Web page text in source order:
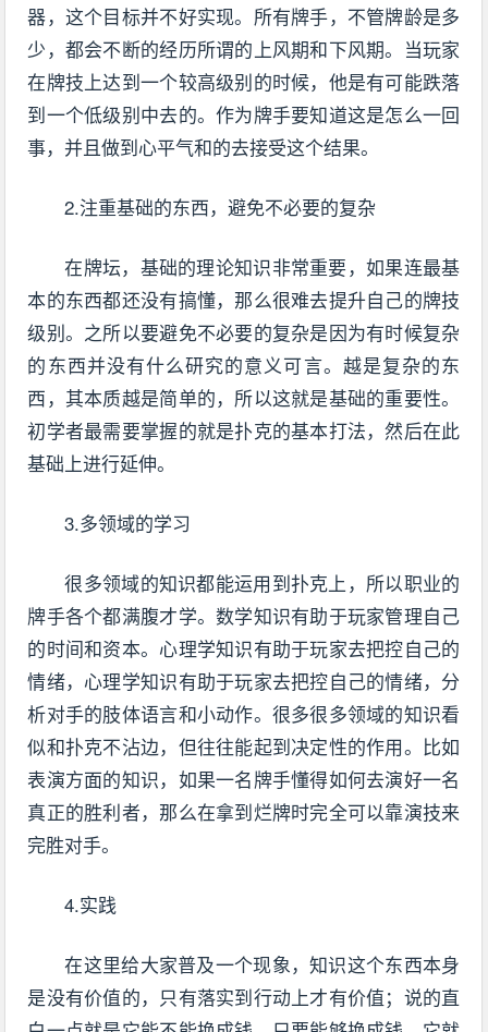
器，这个目标并不好实现。所有牌手，不管牌龄是多
少，都会不断的经历所谓的上风期和下风期。当玩家
在牌技上达到一个较高级别的时候，他是有可能跌落
到一个低级别中去的。作为牌手要知道这是怎么一回
事，并且做到心平气和的去接受这个结果。
2.注重基础的东西，避免不必要的复杂
在牌坛，基础的理论知识非常重要，如果连最基
本的东西都还没有搞懂，那么很难去提升自己的牌技
级别。之所以要避免不必要的复杂是因为有时候复杂
的东西并没有什么研究的意义可言。越是复杂的东
西，其本质越是简单的，所以这就是基础的重要性。
初学者最需要掌握的就是扑克的基本打法，然后在此
基础上进行延伸。
3.多领域的学习
很多领域的知识都能运用到扑克上，所以职业的
牌手各个都满腹才学。数学知识有助于玩家管理自己
的时间和资本。心理学知识有助于玩家去把控自己的
情绪，心理学知识有助于玩家去把控自己的情绪，分
析对手的肢体语言和小动作。很多很多领域的知识看
似和扑克不沾边，但往往能起到决定性的作用。比如
表演方面的知识，如果一名牌手懂得如何去演好一名
真正的胜利者，那么在拿到烂牌时完全可以靠演技来
完胜对手。
4.实践
在这里给大家普及一个现象，知识这个东西本身
是没有价值的，只有落实到行动上才有价值；说的直